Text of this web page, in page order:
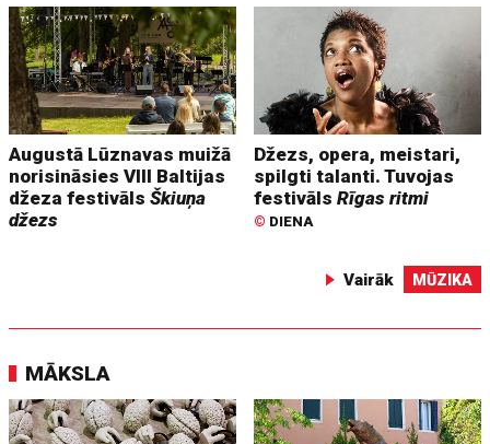
Augustā Lūznavas muižā
norisināsies VIII Baltijas
džeza festivālsŠkiuņa
džezs
Džezs, opera, meistari,
spilgti talanti. Tuvojas
festivālsRīgas ritmi
© DIENA
Vairāk MŪZIKA
MĀKSLA